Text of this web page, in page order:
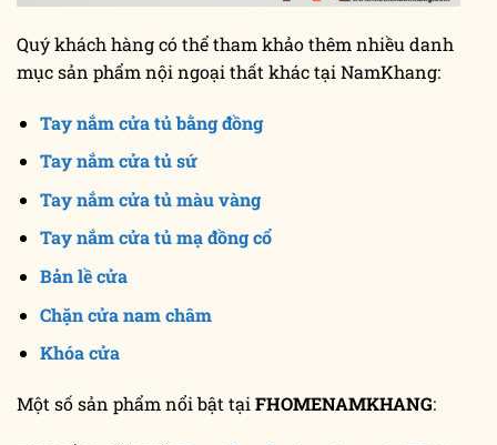
Quý khách hàng có thể tham khảo thêm nhiều danh
mục sản phẩm nội ngoại thất khác tại NamKhang:
Tay nắm cửa tủ bằng đồng
Tay nắm cửa tủ sứ
Tay nắm cửa tủ màu vàng
Tay nắm cửa tủ mạ đồng cổ
Bản lề cửa
Chặn cửa nam châm
Khóa cửa
Một số sản phẩm nổi bật tại FHOMENAMKHANG: